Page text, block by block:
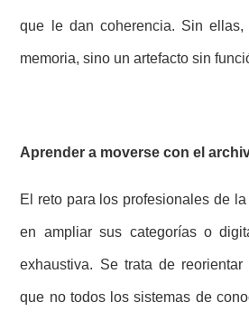
que le dan coherencia. Sin
memoria, sino un artefacto sin
Aprender a moverse con el
El reto para los profesionales de
en ampliar sus categorías o
exhaustiva. Se trata de reorientar
que no todos los sistemas de